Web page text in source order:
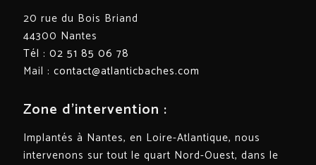
20 rue du Bois Briand
44300 Nantes
Tél : 02 51 85 06 78
Mail : contact@atlanticbaches.com
Zone d’intervention :
Implantés à Nantes, en Loire-Atlantique, nous
intervenons sur tout le quart Nord-Ouest, dans le